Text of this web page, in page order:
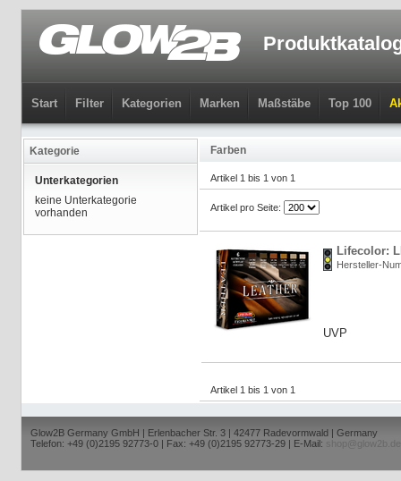
Start Filter Kategorien Marken Maßstäbe Top 100
Kategorie
Unterkategorien
keine Unterkategorie
vorhanden
Farben
Artikel 1 bis 1 von 1
Artikel pro Seite:
Lifecolor:
Hersteller-
UVP
Artikel 1 bis 1 von 1
Glow2B Germany GmbH | Erlenbacher Str. 3 | 42477 Radevormwald | Germany
Telefon: +49 (0)2195 92773-0 | Fax: +49 (0)2195 92773-29 | E-Mail:
shop@glow2b.de